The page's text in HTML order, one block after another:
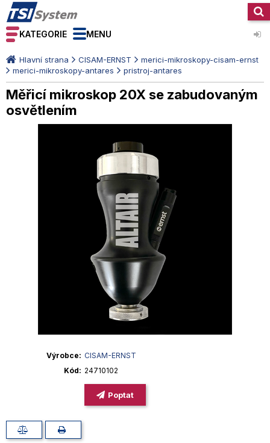
KATEGORIE MENU
Hlavní strana CISAM-ERNST
merici-mikroskopy-cisam-ernst
merici-mikroskopy-antares
pristroj-antares
Měřicí mikroskop 20X se zabudovaným
osvětlením
Výrobce
CISAM-ERNST
Kód
24710102
Poptat